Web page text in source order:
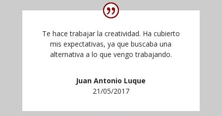
Te hace trabajar la creatividad. Ha cubierto
mis expectativas, ya que buscaba una
alternativa a lo que vengo trabajando.
Juan Antonio Luque
21/05/2017